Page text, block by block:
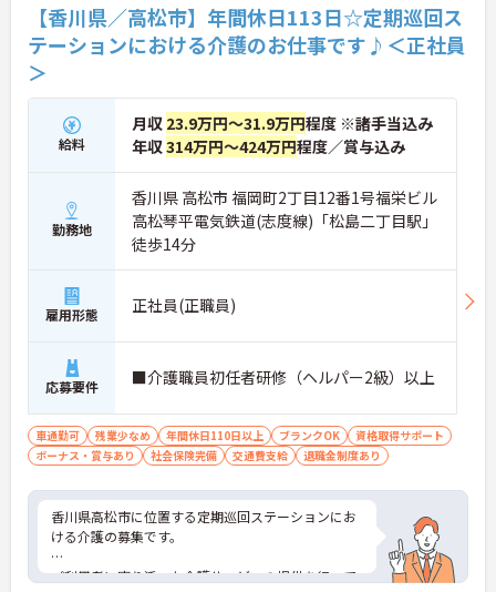
【香川県／高松市】年間休日113日☆定期巡回ス
テーションにおける介護のお仕事です♪＜正社員
＞
給料
月収 23.9万円～31.9万円程度 ※諸手当込み
年収314万円～424万円程度／賞与込み
勤務地
香川県 高松市 福岡町2丁目12番1号福栄ビル
高松琴平電気鉄道(志度線)「松島二丁目駅」
徒歩14分
雇用形態 正社員(正職員)
応募要件 ■介護職員初任者研修（ヘルパー2級）以上
車通勤可 残業少なめ 年間休日110日以上 ブランクOK
資格取得サポート
ボーナス・賞与あり
社会保険完備 交通費支給 退職金制度あり
香川県高松市に位置する定期巡回ステーションにお
ける介護の募集です。
ご利用者に寄り添った介護サービスの提供を行って